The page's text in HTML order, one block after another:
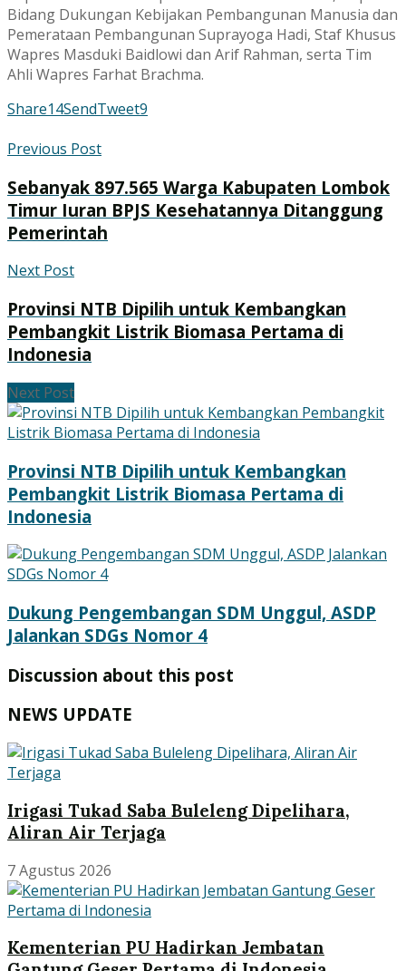
Bidang Dukungan Kebijakan Pembangunan Manusia dan
Pemerataan Pembangunan Suprayoga Hadi, Staf Khusus
Wapres Masduki Baidlowi dan Arif Rahman, serta Tim
Ahli Wapres Farhat Brachma.
Share14SendTweet9
Previous Post
Sebanyak 897.565 Warga Kabupaten Lombok
Timur Iuran BPJS Kesehatannya Ditanggung
Pemerintah
Next Post
Provinsi NTB Dipilih untuk Kembangkan
Pembangkit Listrik Biomasa Pertama di
Indonesia
Next Post
Provinsi NTB Dipilih untuk Kembangkan
Pembangkit Listrik Biomasa Pertama di
Indonesia
Dukung Pengembangan SDM Unggul, ASDP
Jalankan SDGs Nomor 4
Discussion about this post
NEWS UPDATE
Irigasi Tukad Saba Buleleng Dipelihara,
Aliran Air Terjaga
7 Agustus 2026
Kementerian PU Hadirkan Jembatan